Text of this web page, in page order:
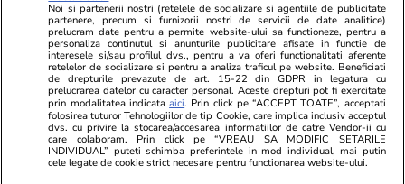
printre români a fost măturată
furtuni violente. Turiștii au fost
filmați fugind și strigând după
ajutor | VIDEO
timpul cu
Germania
Mărturisirile
neurologice
Lifestyle 18 iul.
Noi si partenerii nostri (retelele de socializare si agentiile de publicitate
partenere, precum si furnizorii nostri de servicii de date analitice)
prelucram date pentru a permite website-ului sa functioneze, pentru a
personaliza continutul si anunturile publicitare afisate in functie de
interesele si/sau profilul dvs., pentru a va oferi functionalitati aferente
retelelor de socializare si pentru a analiza traficul pe website. Beneficiati
de drepturile prevazute de art. 15-22 din GDPR in legatura cu
prelucrarea datelor cu caracter personal. Aceste drepturi pot fi exercitate
prin modalitatea indicataaici. Prin click pe “ACCEPT TOATE”, acceptati
folosirea tuturor Tehnologiilor de tip Cookie, care implica inclusiv acceptul
dvs. cu privire la stocarea/accesarea informatiilor de catre Vendor-ii cu
care colaboram. Prin click pe “VREAU SA MODIFIC SETARILE
INDIVIDUAL” puteti schimba preferintele in mod individual, mai putin
cele legate de cookie strict necesare pentru functionarea website-ului.